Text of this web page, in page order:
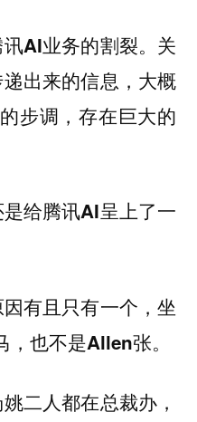
AI业务的割裂。 关
出来的信息，大概
步调，存在巨大的
给腾讯AI呈上了一
因有且只有一个，坐
也不是Allen张。
二人都在总裁办，